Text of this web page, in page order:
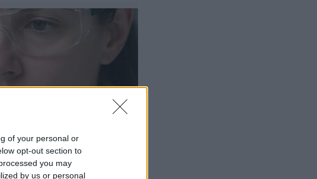
of your personal or
opt-out section to
you may
by us or personal